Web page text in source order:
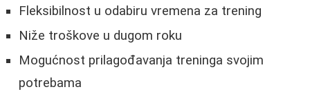
Fleksibilnost u odabiru vremena za trening
Niže troškove u dugom roku
Mogućnost prilagođavanja treninga svojim
potrebama